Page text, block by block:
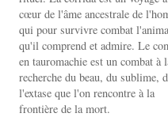
cœur de l'âme ancestrale de
qui pour survivre combat
qu'il comprend et admire. Le
en tauromachie est un combat à
recherche du beau, du sublime,
l'extase que l'on rencontre à la
frontière de la mort.